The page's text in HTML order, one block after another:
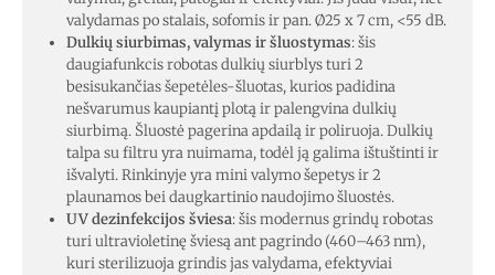
valydamas po stalais, sofomis ir pan. Ø25 x 7 cm, <55 dB.
Dulkių siurbimas, valymas ir šluostymas: šis
daugiafunkcis robotas dulkių siurblys turi 2
besisukančias šepetėles-šluotas, kurios padidina
nešvarumus kaupiantį plotą ir palengvina dulkių
siurbimą. Šluostė pagerina apdailą ir poliruoja. Dulkių
talpa su filtru yra nuimama, todėl ją galima ištuštinti ir
išvalyti. Rinkinyje yra mini valymo šepetys ir 2
plaunamos bei daugkartinio naudojimo šluostės.
UV dezinfekcijos šviesa: šis modernus grindų robotas
turi ultravioletinę šviesą ant pagrindo (460–463 nm),
kuri sterilizuoja grindis jas valydama, efektyviai